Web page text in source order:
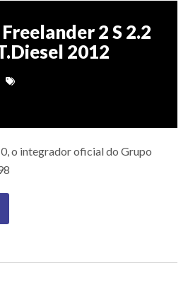
2 S 2.2
2012
o integrador oficial do Grupo